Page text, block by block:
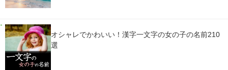
オシャレでかわいい！漢字一文字の女の子の名前210
選